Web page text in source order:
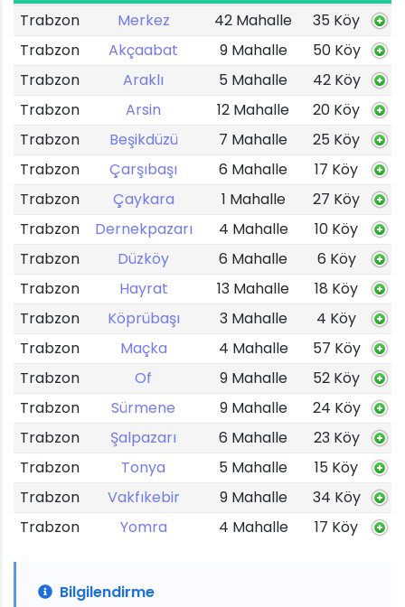
Trabzon Merkez 42 Mahalle
35 Köy
Trabzon
Akçaabat 9 Mahalle
50 Köy
Trabzon
Araklı 5 Mahalle
42 Köy
Trabzon
Arsin 12 Mahalle
20 Köy
Trabzon
Beşikdüzü 7 Mahalle
25 Köy
Trabzon
Çarşıbaşı 6 Mahalle
17 Köy
Trabzon
Çaykara 1 Mahalle
27 Köy
Trabzon
Dernekpazarı 4 Mahalle
10 Köy
Trabzon
Düzköy 6 Mahalle
6 Köy
Trabzon
Hayrat 13 Mahalle
18 Köy
Trabzon
Köprübaşı 3 Mahalle
4 Köy
Trabzon
Maçka 4 Mahalle
57 Köy
Trabzon
Of 9 Mahalle
52 Köy
Trabzon
Sürmene 9 Mahalle
24 Köy
Trabzon
Şalpazarı 6 Mahalle
23 Köy
Trabzon
Tonya 5 Mahalle
15 Köy
Trabzon
Vakfıkebir 9 Mahalle
34 Köy
Trabzon
Yomra 4 Mahalle 17 Köy
Bilgilendirme